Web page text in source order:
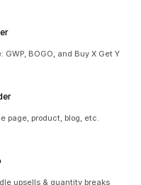
BOGO, and Buy X Get Y
page, product, blog, etc.
upsells & quantity breaks